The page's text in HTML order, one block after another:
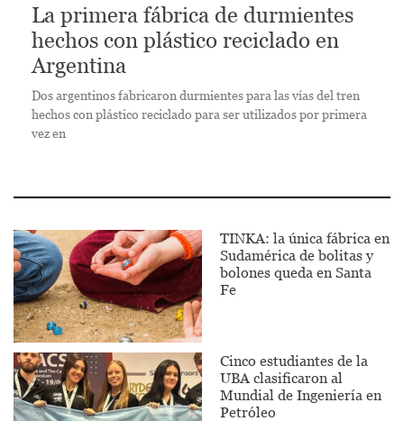
La primera fábrica de durmientes
hechos con plástico reciclado en
Argentina
Dos argentinos fabricaron durmientes para las vías del tren
hechos con plástico reciclado para ser utilizados por primera
vez en
TINKA: la única fábrica en
Sudamérica de bolitas y
bolones queda en Santa
Fe
Cinco estudiantes de la
UBA clasificaron al
Mundial de Ingeniería en
Petróleo